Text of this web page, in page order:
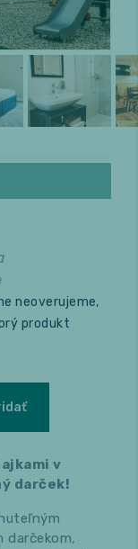
neoverujeme,
produkt
v
darček!
darčekom,